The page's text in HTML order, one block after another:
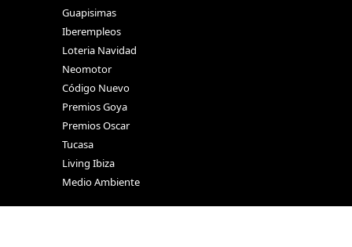
Guapisimas
Iberempleos
Loteria Navidad
Neomotor
Código Nuevo
Premios Goya
Premios Oscar
Tucasa
Living Ibiza
Medio Ambiente